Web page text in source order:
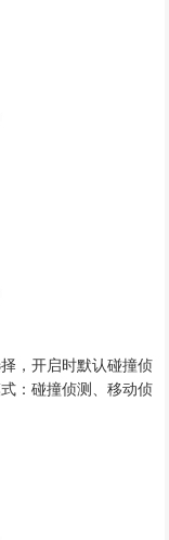
，开启时默认碰撞侦
：碰撞侦测、移动侦